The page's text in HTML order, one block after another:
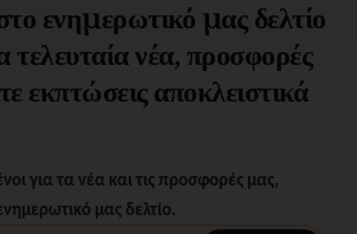
ενημερωτικό μας δελτίο
τελευταία νέα, προσφορές
εκπτώσεις αποκλειστικά
για τα νέα και τις προσφορές μας,
μας δελτίο.